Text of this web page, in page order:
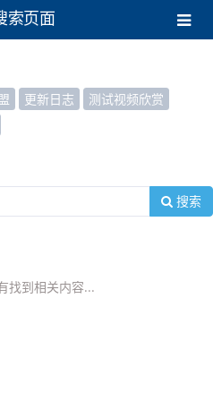
索页面
更新日志
测试视频欣赏
搜索
找到相关内容...